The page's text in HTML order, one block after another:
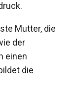
Mutter, die
der
einen
die